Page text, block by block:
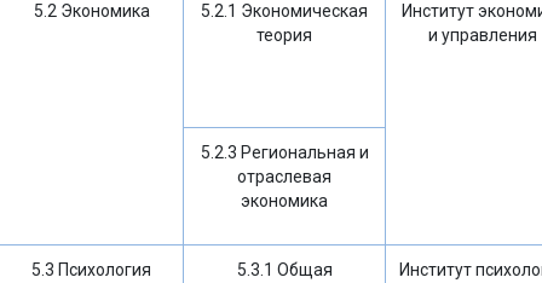
5.2 Экономика
5.2.1 Экономическая
теория
Институт
и управления
5.2.3 Региональная и
отраслевая
экономика
5.3 Психология
5.3.1 Общая
Институт